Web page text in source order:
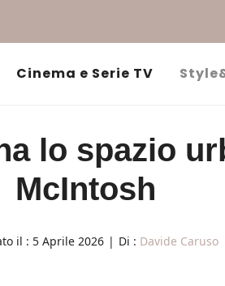
Cinema e Serie TV
lo spazio
McIntosh
il : 5 Aprile 2026 | Di : Davide Caruso